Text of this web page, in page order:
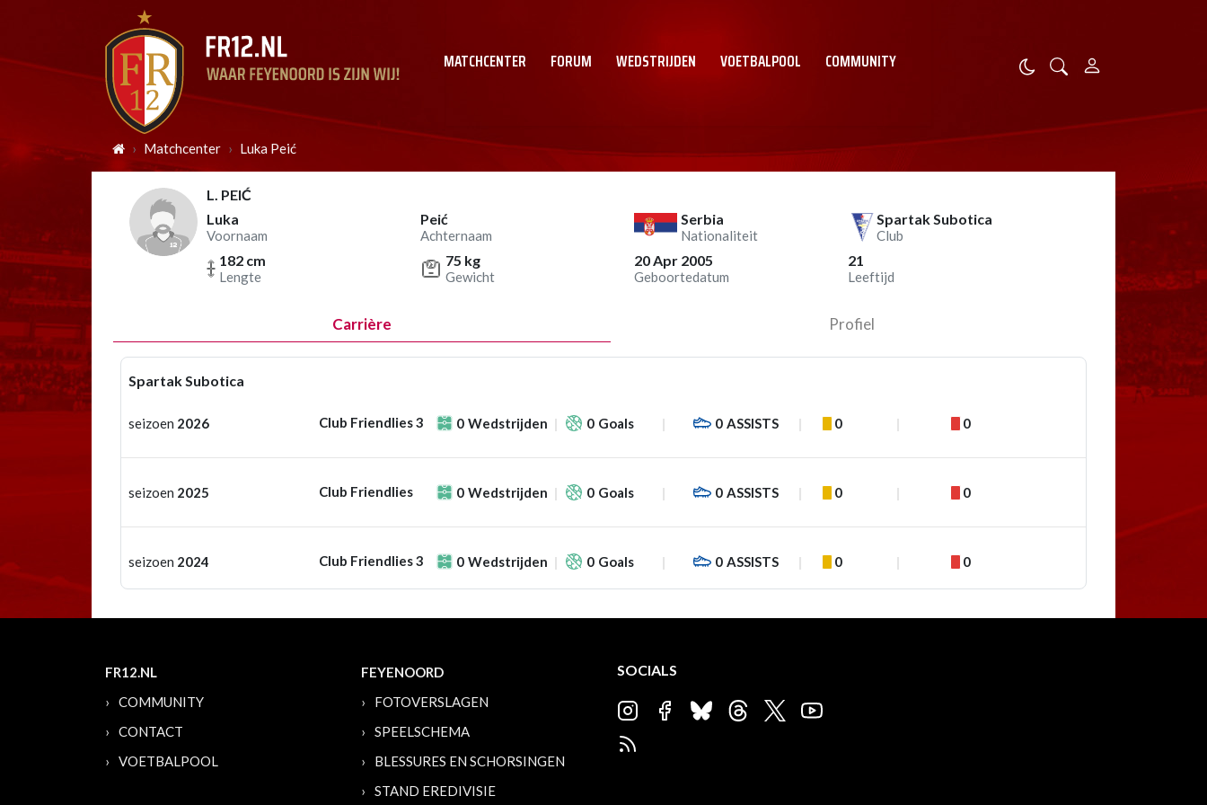
MATCHCENTER FORUM WEDSTRIJDEN VOETBALPOOL COMMUNITY
Matchcenter Luka Peić
L. PEIĆ
Luka
Voornaam
Peić
Achternaam
Serbia
Nationaliteit
Spartak Subotica
Club
182 cm
Lengte
75 kg
Gewicht
20 Apr 2005
Geboortedatum
21
Leeftijd
Carrière Profiel
Spartak Subotica
seizoen 2026 Club Friendlies 3 0 Wedstrijden 0 Goals 0 ASSISTS 0 0
seizoen 2025 Club Friendlies 0 Wedstrijden 0 Goals 0 ASSISTS 0 0
seizoen 2024 Club Friendlies 3 0 Wedstrijden 0 Goals 0 ASSISTS 0 0
FR12.NL
COMMUNITY
CONTACT
VOETBALPOOL
FEYENOORD
FOTOVERSLAGEN
SPEELSCHEMA
BLESSURES EN SCHORSINGEN
STAND EREDIVISIE
SOCIALS